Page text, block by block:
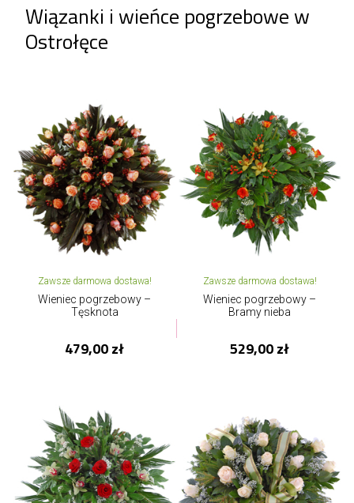
Wiązanki i wieńce pogrzebowe w
Ostrołęce
Zawsze darmowa dostawa!
Wieniec pogrzebowy –
Tęsknota
479,00 zł
Zawsze darmowa dostawa!
Wieniec pogrzebowy –
Bramy nieba
529,00 zł